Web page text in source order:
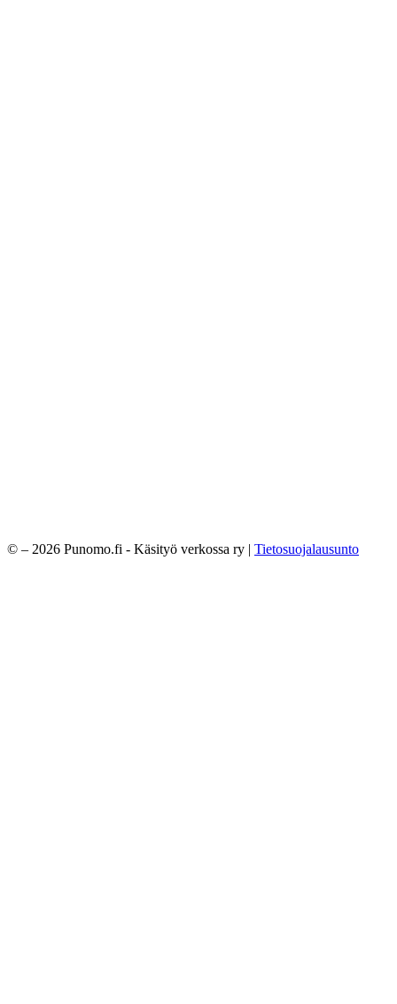
© – 2026 Punomo.fi - Käsityö verkossa ry | Tietosuojalausunto